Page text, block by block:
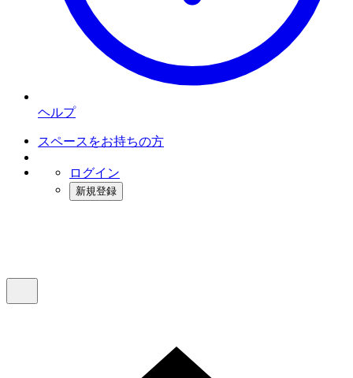
ヘルプ
スペースをお持ちの方
ログイン
新規登録